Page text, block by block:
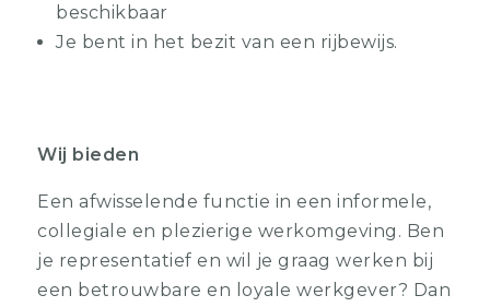
beschikbaar
Je bent in het bezit van een rijbewijs.
Wij bieden
Een afwisselende functie in een informele,
collegiale en plezierige werkomgeving. Ben
je representatief en wil je graag werken bij
een betrouwbare en loyale werkgever? Dan